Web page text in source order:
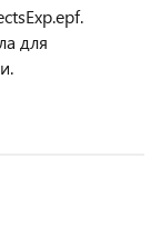
для